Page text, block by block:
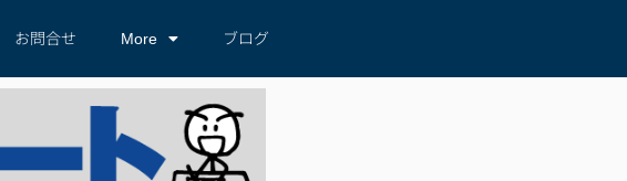
お問合せ More ブログ